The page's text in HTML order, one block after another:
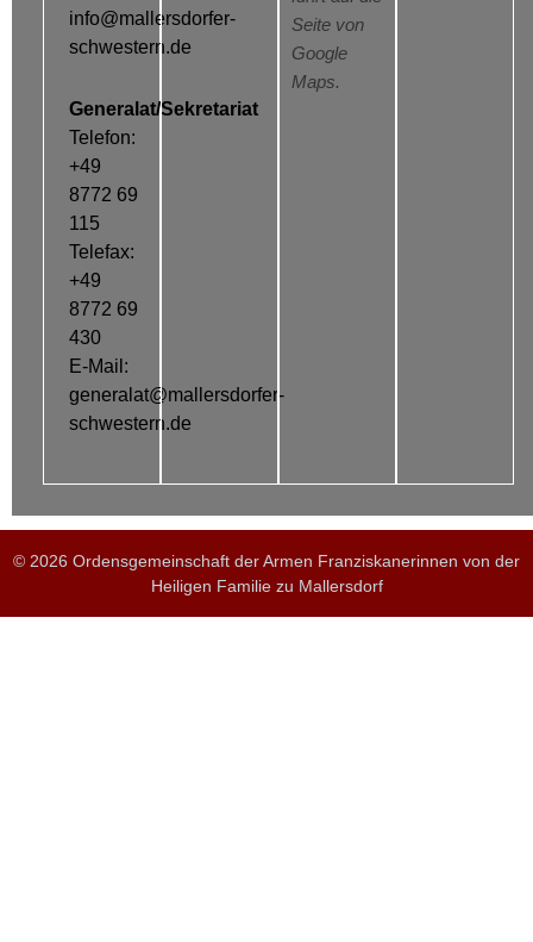
info@mallersdorfer-
schwestern.de
Generalat/Sekretariat
Telefon:
+49
8772 69
115
Telefax:
+49
8772 69
430
E-Mail:
generalat@mallersdorfer-
schwestern.de
Seite von
Google
Maps.
© 2026 Ordensgemeinschaft der Armen Franziskanerinnen von der
Heiligen Familie zu Mallersdorf